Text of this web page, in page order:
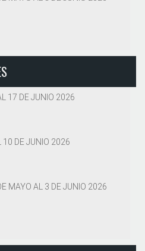
17 DE JUNIO 2026
10 DE JUNIO 2026
MAYO AL 3 DE JUNIO 2026